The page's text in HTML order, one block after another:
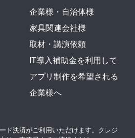
企業様・自治体様
家具関連会社様
取材・講演依頼
IT導入補助金を利用して
アプリ制作を希望される
企業様へ
ド決済がご利用いただけます。クレジ